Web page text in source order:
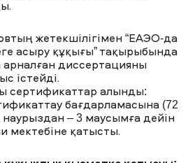
жетекшілігімен “ЕАЭО-да
асыру құқығы” тақырыбында
арналған диссертацияны
істейді.
сертификаттар алынды:
бағдарламасына (72
наурыздан – 3 маусымға дейін
мектебіне қатысты.